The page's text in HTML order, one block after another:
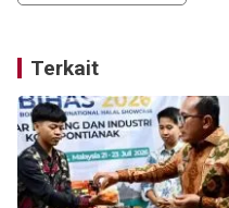
Terkait